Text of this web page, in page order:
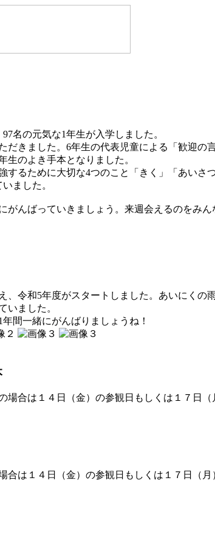
名の元気な1年生が入学しました。
だきました。6年生の代表児童による「歓迎の
生のよき手本となりました。
するために大切な4つのこと「きく」「あいさ
ました。
がんばっていきましょう。来週会えるのをみん
令和5年度がスタートしました。あいにくの
いました。
間一緒にがんばりましょうね！
場合は１４日（金）の参観日もしくは１７日（
合は１４日（金）の参観日もしくは１７日（月